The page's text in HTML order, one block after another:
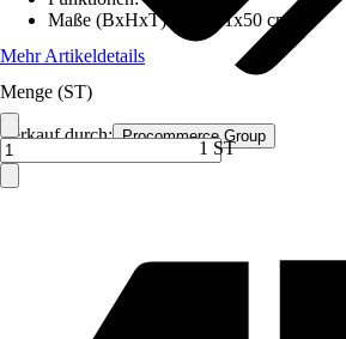
Verkauf durch: Procommerce Group
Maße (BxHxT)
109x41x50 cm
Mehr Artikeldetails
Menge (ST)
1 ST